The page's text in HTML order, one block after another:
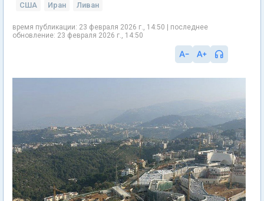
США Иран Ливан
время публикации: 23 февраля 2026 г., 14:50 | последнее
обновление: 23 февраля 2026 г., 14:50